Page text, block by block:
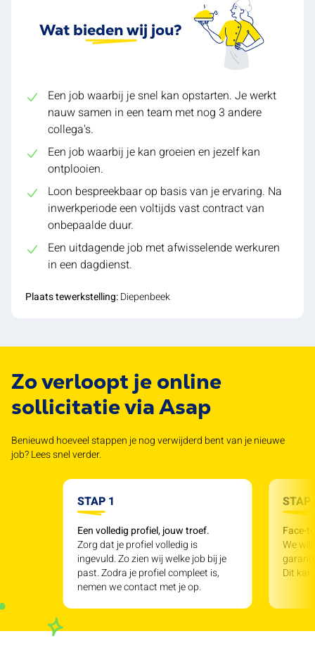
Wat bieden wij jou?
Een job waarbij je snel kan opstarten. Je werkt
nauw samen in een team met nog 3 andere
collega's.
Een job waarbij je kan groeien en jezelf kan
ontplooien.
Loon bespreekbaar op basis van je ervaring. Na
inwerkperiode een voltijds vast contract van
onbepaalde duur.
Een uitdagende job met afwisselende werkuren
in een dagdienst.
Plaats tewerkstelling:Diepenbeek
Zo verloopt je online
sollicitatie via Asap
Benieuwd hoeveel stappen je nog verwijderd bent van je nieuwe
job? Lees snel verder.
STAP 1
Een volledig profiel, jouw troef.
Zorg dat je profiel volledig is
ingevuld. Zo zien wij welke job bij je
past. Zodra je profiel compleet is,
nemen we contact met je op.
STAP
Face-
We
Dit